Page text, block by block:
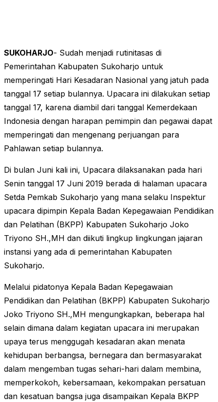
SUKOHARJO- Sudah menjadi rutinitasas di
Pemerintahan Kabupaten Sukoharjo untuk
memperingati Hari Kesadaran Nasional yang jatuh pada
tanggal 17 setiap bulannya. Upacara ini dilakukan setiap
tanggal 17, karena diambil dari tanggal Kemerdekaan
Indonesia dengan harapan pemimpin dan pegawai dapat
memperingati dan mengenang perjuangan para
Pahlawan setiap bulannya.
Di bulan Juni kali ini, Upacara dilaksanakan pada hari
Senin tanggal 17 Juni 2019 berada di halaman upacara
Setda Pemkab Sukoharjo yang mana selaku Inspektur
upacara dipimpin Kepala Badan Kepegawaian Pendidikan
dan Pelatihan (BKPP) Kabupaten Sukoharjo Joko
Triyono SH.,MH dan diikuti lingkup lingkungan jajaran
instansi yang ada di pemerintahan Kabupaten
Sukoharjo.
Melalui pidatonya Kepala Badan Kepegawaian
Pendidikan dan Pelatihan (BKPP) Kabupaten Sukoharjo
Joko Triyono SH.,MH mengungkapkan, beberapa hal
selain dimana dalam kegiatan upacara ini merupakan
upaya terus menggugah kesadaran akan menata
kehidupan berbangsa, bernegara dan bermasyarakat
dalam mengemban tugas sehari-hari dalam membina,
memperkokoh, kebersamaan, kekompakan persatuan
dan kesatuan bangsa juga disampaikan Kepala BKPP